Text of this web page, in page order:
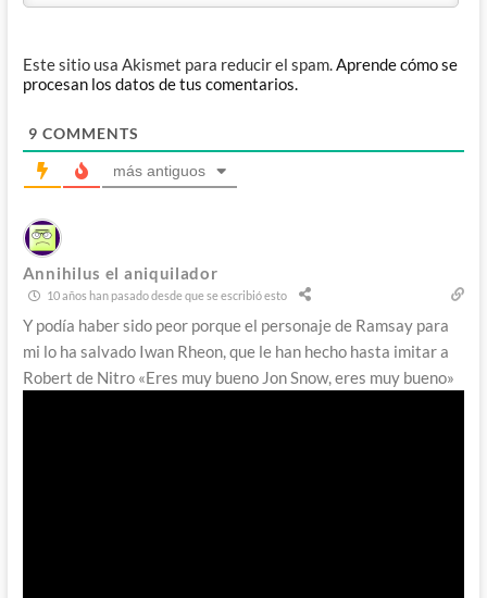
Este sitio usa Akismet para reducir el spam.Aprende cómo se
procesan los datos de tus comentarios.
9 COMMENTS
más antiguos
Annihilus el aniquilador
10 años han pasado desde que se escribió esto
Y podía haber sido peor porque el personaje de Ramsay para
mi lo ha salvado Iwan Rheon, que le han hecho hasta imitar a
Robert de Nitro «Eres muy bueno Jon Snow, eres muy bueno»